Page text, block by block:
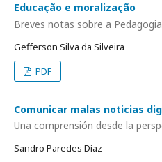
Educação e moralização
Breves notas sobre a
Gefferson Silva da Silveira
PDF
Comunicar malas noticias
Una comprensión desde la
Sandro Paredes Díaz